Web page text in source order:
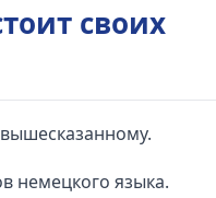
своих
немецкого языка.